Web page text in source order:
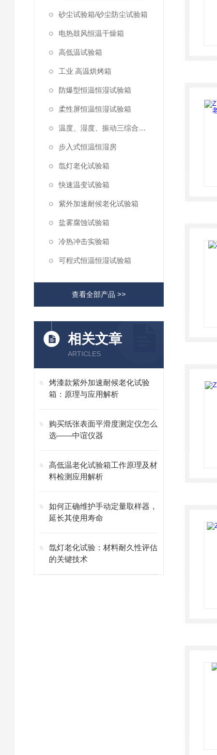
砂尘试验箱/砂尘防尘试验箱
电热鼓风恒温干燥箱
高低温试验箱
工业 高温烘烤箱
防爆型恒温恒湿试验箱
柔性屏恒温恒湿试验箱
温度、湿度、振动三综合试验箱
步入式恒温恒湿房
氙灯老化试验箱
快速温变试验箱
紫外加速耐候老化试验箱
盐雾腐蚀试验箱
冷热冲击实验箱
可程式恒温恒湿试验箱
查看全部产品 >>
相关文章
ARTICLES
烤漆款紫外加速耐候老化试验
箱：原理与应用解析
购买纸张表面平滑度测定仪怎么
选——中谊仪器
​​高低温老化试验箱工作原理及材
料检测应用解析​
如何正确维护手动定量取样器，
延长其使用寿命
氙灯老化试验：材料耐久性评估
的关键技术